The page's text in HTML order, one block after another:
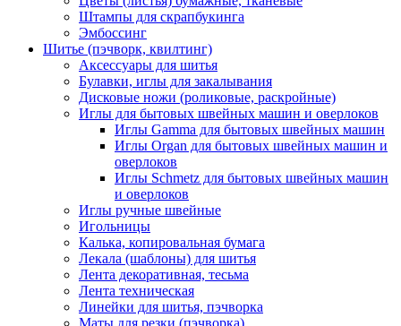
Штампы для скрапбукинга
Эмбоссинг
Шитье (пэчворк, квилтинг)
Аксессуары для шитья
Булавки, иглы для закалывания
Дисковые ножи (роликовые, раскройные)
Иглы для бытовых швейных машин и оверлоков
Иглы Gamma для бытовых швейных машин
Иглы Organ для бытовых швейных машин и
оверлоков
Иглы Schmetz для бытовых швейных машин
и оверлоков
Иглы ручные швейные
Игольницы
Калька, копировальная бумага
Лекала (шаблоны) для шитья
Лента декоративная, тесьма
Лента техническая
Линейки для шитья, пэчворка
Маты для резки (пэчворка)